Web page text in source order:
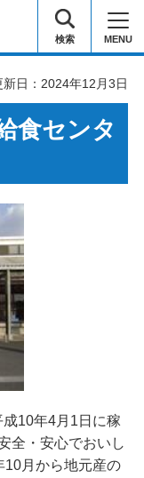
検索 MENU
新日：2024年12月3日
食センタ
10年4月1日に稼
全・安心でおいし
10月から地元産の